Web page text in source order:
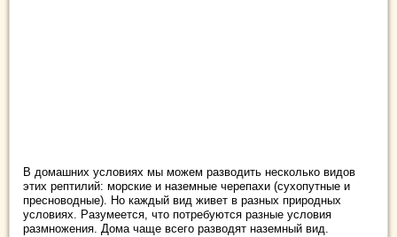
В домашних условиях мы можем разводить несколько видов
этих рептилий: морские и наземные черепахи (сухопутные и
пресноводные). Но каждый вид живет в разных природных
условиях. Разумеется, что потребуются разные условия
размножения. Дома чаще всего разводят наземный вид.